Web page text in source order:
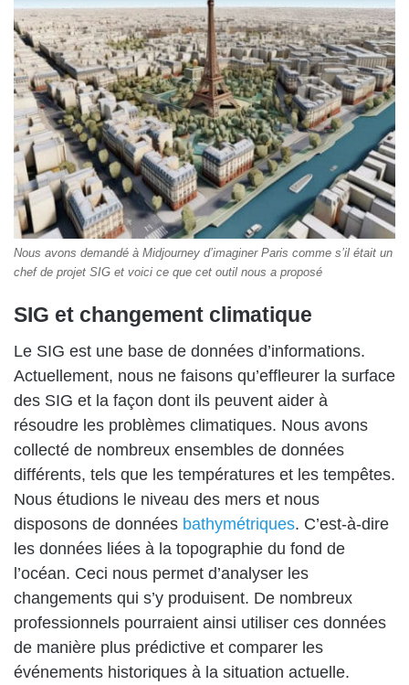
Nous avons demandé à Midjourney d’imaginer Paris comme s’il était un
chef de projet SIG et voici ce que cet outil nous a proposé
SIG et changement climatique
Le SIG est une base de données d’informations.
Actuellement, nous ne faisons qu’effleurer la surface
des SIG et la façon dont ils peuvent aider à
résoudre les problèmes climatiques. Nous avons
collecté de nombreux ensembles de données
différents, tels que les températures et les tempêtes.
Nous étudions le niveau des mers et nous
disposons de données bathymétriques. C’est-à-dire
les données liées à la topographie du fond de
l’océan. Ceci nous permet d’analyser les
changements qui s’y produisent. De nombreux
professionnels pourraient ainsi utiliser ces données
de manière plus prédictive et comparer les
événements historiques à la situation actuelle.